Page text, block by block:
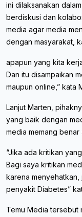
ini dilaksanakan
berdiskusi dan
media agar media
dengan masyarakat,
apapun yang kita
Dan itu disampaikan
maupun online,” kata
Lanjut Marten,
yang baik dengan
media memang
“Jika ada kritikan
Bagi saya kritikan
karena menyehatkan,
penyakit Diabetes”
Temu Media tersebut